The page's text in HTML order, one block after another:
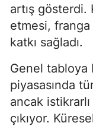
artış
etmesi, franga
katkı sağladı.
Genel tabloya
piyasasında
ancak
çıkıyor.